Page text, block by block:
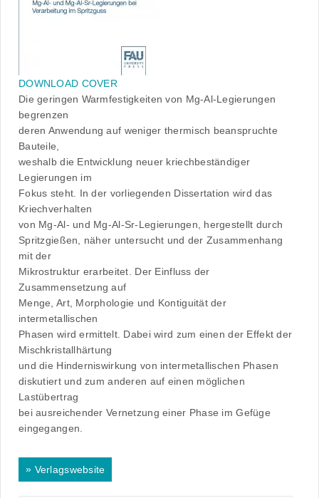
DOWNLOAD COVER
Die geringen Warmfestigkeiten von Mg-Al-Legierungen
begrenzen
deren Anwendung auf weniger thermisch beanspruchte
Bauteile,
weshalb die Entwicklung neuer kriechbeständiger
Legierungen im
Fokus steht. In der vorliegenden Dissertation wird das
Kriechverhalten
von Mg-Al- und Mg-Al-Sr-Legierungen, hergestellt durch
Spritzgießen, näher untersucht und der Zusammenhang
mit der
Mikrostruktur erarbeitet. Der Einfluss der
Zusammensetzung auf
Menge, Art, Morphologie und Kontiguität der
intermetallischen
Phasen wird ermittelt. Dabei wird zum einen der Effekt der
Mischkristallhärtung
und die Hinderniswirkung von intermetallischen Phasen
diskutiert und zum anderen auf einen möglichen
Lastübertrag
bei ausreichender Vernetzung einer Phase im Gefüge
eingegangen.
» Verlagswebsite